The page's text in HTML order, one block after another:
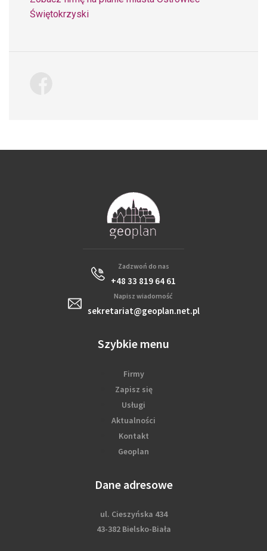
Świętokrzyski
Zadzwoń do nas
+48 33 819 64 61
Napisz wiadomość
sekretariat@geoplan.net.pl
Szybkie menu
Firmy
Zapisz się
Usługi
Aktualności
Kontakt
Geoplan
Dane adresowe
ul. Cieszyńska 434
43-382 Bielsko-Biała